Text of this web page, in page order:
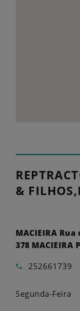
&
MACIEIRA
378 MACIEIRA
252661739
Segunda-Feira